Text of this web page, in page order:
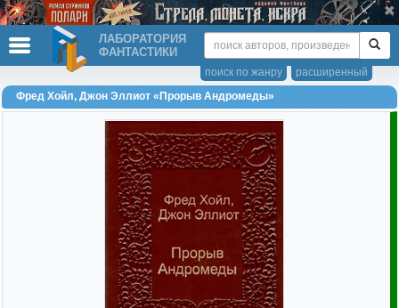
ЛАБОРАТОРИЯ
ФАНТАСТИКИ
расширенный
поиск по жанру
Фред Хойл, Джон Эллиот «Прорыв Андромеды»